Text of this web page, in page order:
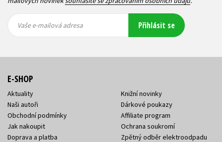
mailová
mailová
Vaše e-mailová adresa Přihlásit se
E-SHOP
Aktuality
Naši autoři
Obchodní podmínky
Jak nakoupit
Doprava a platba
Knižní novinky
Dárkové poukazy
Affiliate program
Ochrana soukromí
Zpětný odběr elektroodpadu